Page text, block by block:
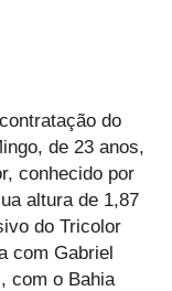
do
de 23 anos,
conhecido por
altura de 1,87
do Tricolor
com Gabriel
com o Bahia